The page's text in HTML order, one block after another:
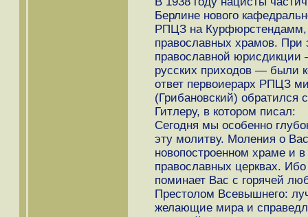
Берлине нового
РПЦЗ на Курфюрстендамм,
православных храмов. При
православной юрисдикции
русских приходов — были
ответ первоиерарх РПЦЗ
(Грибановский) обратился
Гитлеру, в котором писал:
Сегодня мы особенно
эту молитву. Моления о
новопостроенном храме и
православных церквах.
поминает Вас с горячей
Престолом Всевышнего:
желающие мира и